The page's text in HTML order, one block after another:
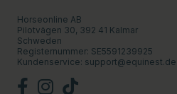
Horseonline AB
Pilotvägen 30, 392 41 Kalmar
Schweden
Registernummer: SE5591239925
Kundenservice: support@equinest.de